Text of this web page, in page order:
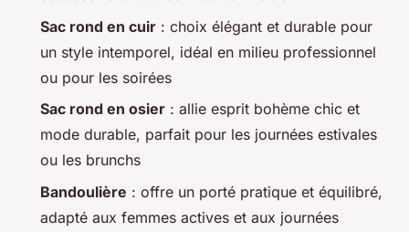
Sac rond en cuir : choix élégant et durable pour
un style intemporel, idéal en milieu professionnel
ou pour les soirées
Sac rond en osier : allie esprit bohème chic et
mode durable, parfait pour les journées estivales
ou les brunchs
Bandoulière : offre un porté pratique et équilibré,
adapté aux femmes actives et aux journées